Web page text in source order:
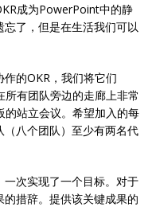
成为PowerPoint中的静
了，但是在生活我们可以
的OKR，我们将它们
所有团队旁边的走廊上非常
的站立会议。希望加入的每
八个团队）至少有两名代
次实现了一个目标。对于
措辞。提供该关键成果的